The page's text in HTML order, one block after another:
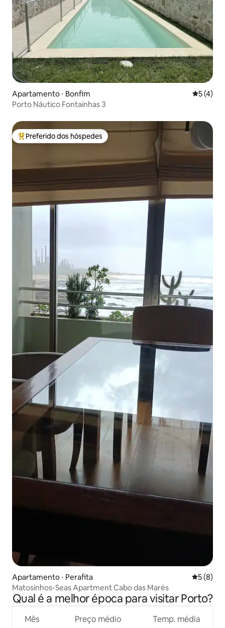
Apartamento ⋅ Bonfim 5 de
5 (4)
Porto Náutico Fontainhas 3
Entre os melhores preferidos dos hóspedes
Preferido dos hóspedes
Apartamento ⋅ Perafita 5 de
5 (8)
Matosinhos-Seas Apartment Cabo das Marés
Qual é a melhor época para visitar Porto?
Mês Preço médio Temp. média